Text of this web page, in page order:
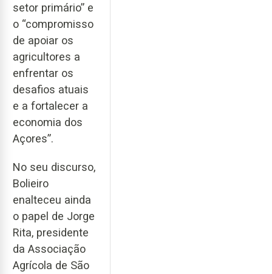
setor primário” e
o “compromisso
de apoiar os
agricultores a
enfrentar os
desafios atuais
e a fortalecer a
economia dos
Açores”.
No seu discurso,
Bolieiro
enalteceu ainda
o papel de Jorge
Rita, presidente
da Associação
Agrícola de São